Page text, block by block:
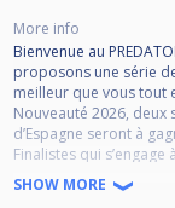
More info
Bienvenue au
proposons une série
meilleur que vous tout
Nouveauté 2026, deux
d’Espagne seront à
Finalistes qui
discrétion de
Un système
SHOW MORE